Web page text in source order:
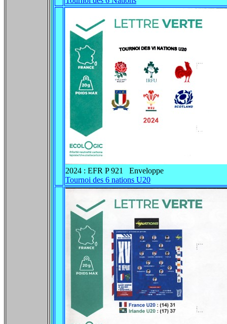
2024 : EFR P 921 Enveloppe
Tournoi des 6 nations U20